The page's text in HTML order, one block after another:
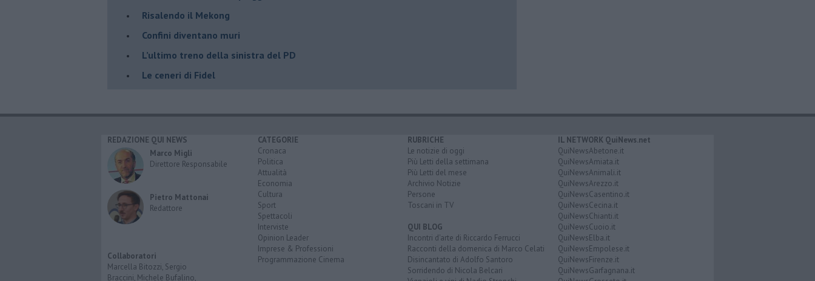
Risalendo il Mekong
Confini diventano muri
L’ultimo treno della sinistra del PD
Le ceneri di Fidel
REDAZIONE QUI NEWS
Marco Migli
Direttore Responsabile
Pietro Mattonai
Redattore
Collaboratori
Marcella Bitozzi, Sergio
Braccini, Michele Bufalino,
CATEGORIE
Cronaca
Politica
Attualità
Economia
Cultura
Sport
Spettacoli
Interviste
Opinion Leader
Imprese & Professioni
Programmazione Cinema
RUBRICHE
Le notizie di oggi
Più Letti della settimana
Più Letti del mese
Archivio Notizie
Persone
Toscani in TV
QUI BLOG
Incontri d'arte di Riccardo Ferrucci
Racconti della domenica di Marco Celati
Disincantato di Adolfo Santoro
Sorridendo di Nicola Belcari
IL NETWORK QuiNews.net
QuiNewsAbetone.it
QuiNewsAmiata.it
QuiNewsAnimali.it
QuiNewsArezzo.it
QuiNewsCasentino.it
QuiNewsCecina.it
QuiNewsChianti.it
QuiNewsCuoio.it
QuiNewsElba.it
QuiNewsEmpolese.it
QuiNewsFirenze.it
QuiNewsGarfagnana.it